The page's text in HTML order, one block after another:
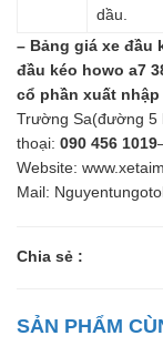
dầu.
– Bảng giá xe đầu
đầu kéo howo a7
cổ phần xuất
Trường Sa(đường 5
thoại: 090 456 1019
Website:
Mail:
Chia sẻ :
SẢN PHẨM